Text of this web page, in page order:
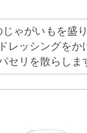
じゃがいもを盛
レッシングをか
セリを散らしま